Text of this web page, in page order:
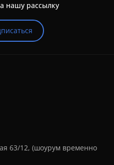
нашу рассылку
63/12, (шоурум временно